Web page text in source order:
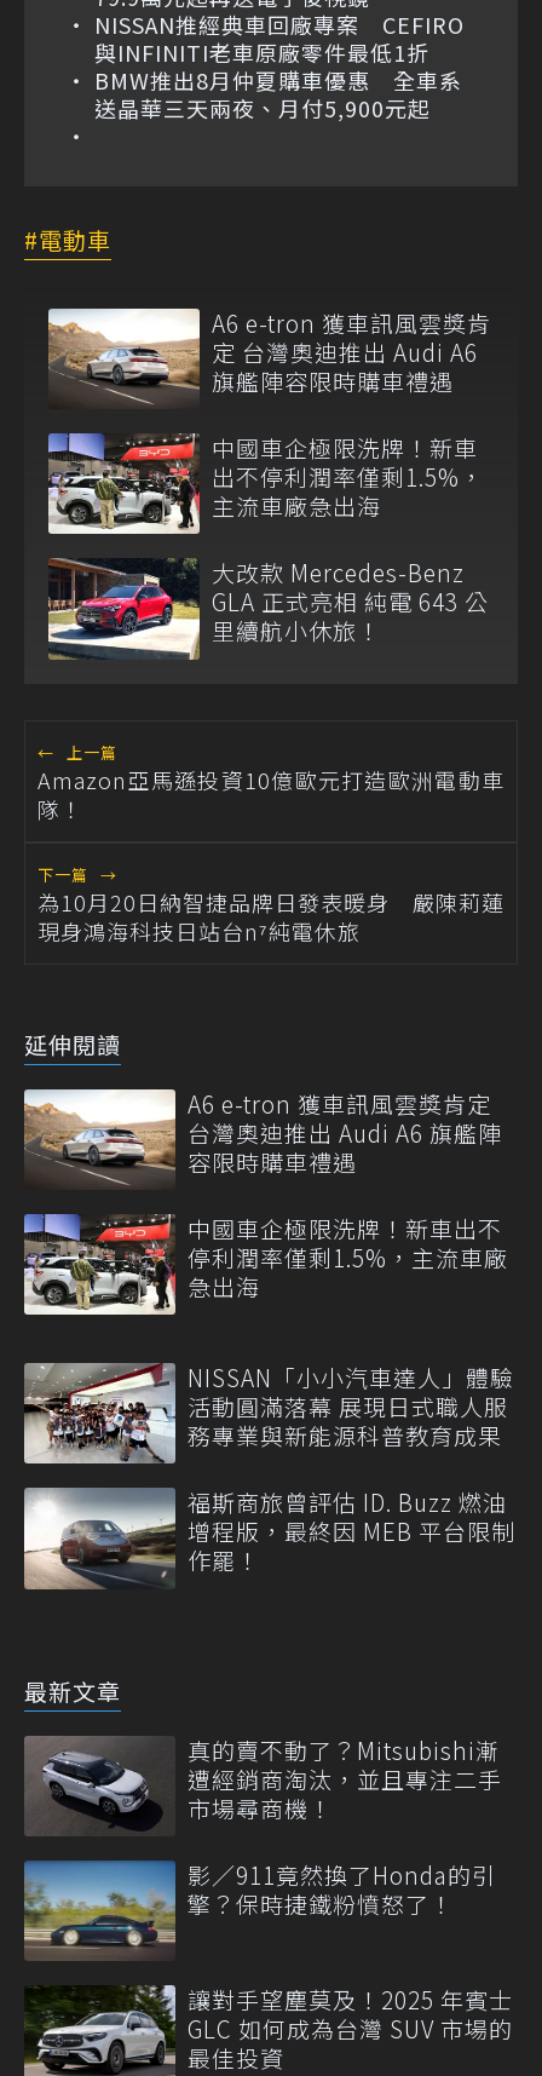
NISSAN推經典車回廠專案 CEFIRO
與INFINITI老車原廠零件最低1折
BMW推出8月仲夏購車優惠 全車系
送晶華三天兩夜、月付5,900元起
電動車
A6 e-tron 獲車訊風雲獎肯
定 台灣奧迪推出 Audi A6
旗艦陣容限時購車禮遇
中國車企極限洗牌！新車
出不停利潤率僅剩1.5%，
主流車廠急出海
大改款 Mercedes-Benz
GLA 正式亮相 純電 643 公
里續航小休旅！
← 上一篇
Amazon亞馬遜投資10億歐元打造歐洲電動車
隊！
下一篇 →
為10月20日納智捷品牌日發表暖身 嚴陳莉蓮
現身鴻海科技日站台n⁷純電休旅
延伸閱讀
A6 e-tron 獲車訊風雲獎肯定
台灣奧迪推出 Audi A6 旗艦陣
容限時購車禮遇
中國車企極限洗牌！新車出不
停利潤率僅剩1.5%，主流車廠
急出海
NISSAN「小小汽車達人」體驗
活動圓滿落幕 展現日式職人服
務專業與新能源科普教育成果
福斯商旅曾評估 ID. Buzz 燃油
增程版，最終因 MEB 平台限制
作罷！
最新文章
真的賣不動了？Mitsubishi漸
遭經銷商淘汰，並且專注二手
市場尋商機！
影／911竟然換了Honda的引
擎？保時捷鐵粉憤怒了！
讓對手望塵莫及！2025 年賓士
GLC 如何成為台灣 SUV 市場的
最佳投資